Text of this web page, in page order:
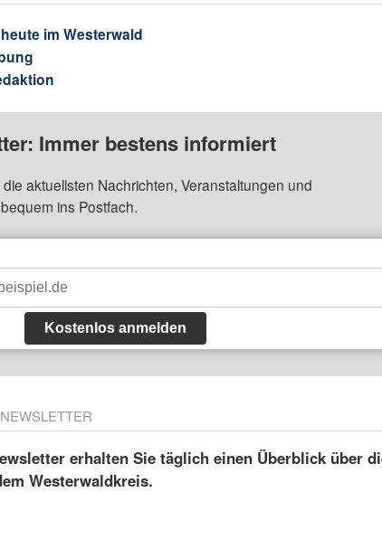
im Westerwald
Immer bestens informiert
aktuellsten Nachrichten, Veranstaltungen und
ins Postfach.
Kostenlos anmelden
erhalten Sie täglich einen Überblick über
Westerwaldkreis.